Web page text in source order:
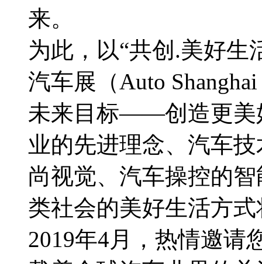
来。
为此，以“共创.美好生
汽车展（Auto
未来目标——创造更美
业的先进理念、汽车
尚视觉、汽车操控的
类社会的美好生活方
2019年4月，热情邀请